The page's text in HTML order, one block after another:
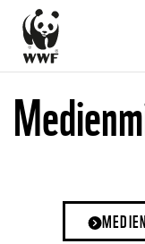
Direkt
zum
Inhalt